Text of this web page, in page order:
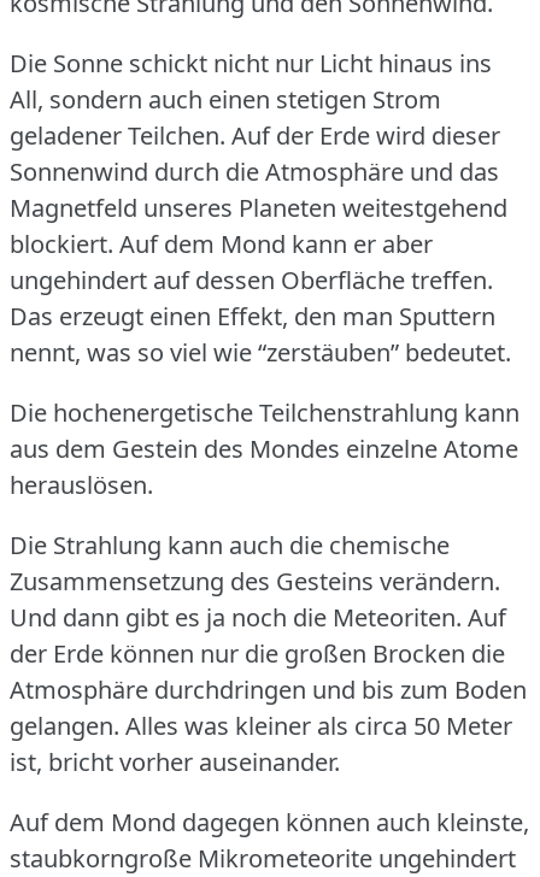
Die Sonne schickt nicht nur Licht hinaus ins
All, sondern auch einen stetigen Strom
geladener Teilchen. Auf der Erde wird dieser
Sonnenwind durch die Atmosphäre und das
Magnetfeld unseres Planeten weitestgehend
blockiert. Auf dem Mond kann er aber
ungehindert auf dessen Oberfläche treffen.
Das erzeugt einen Effekt, den man Sputtern
nennt, was so viel wie “zerstäuben” bedeutet.
Die hochenergetische Teilchenstrahlung kann
aus dem Gestein des Mondes einzelne Atome
herauslösen.
Die Strahlung kann auch die chemische
Zusammensetzung des Gesteins verändern.
Und dann gibt es ja noch die Meteoriten. Auf
der Erde können nur die großen Brocken die
Atmosphäre durchdringen und bis zum Boden
gelangen. Alles was kleiner als circa 50 Meter
ist, bricht vorher auseinander.
Auf dem Mond dagegen können auch kleinste,
staubkorngroße Mikrometeorite ungehindert